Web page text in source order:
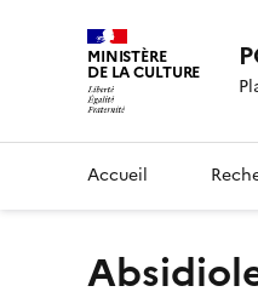
MINISTÈRE
DE LA CULTURE
Accueil